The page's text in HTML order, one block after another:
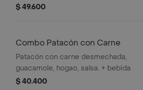
+ bebida
$ 49.600
Combo Patacón con Carne
Patacón con carne desmechada,
guacamole, hogao, salsa. + bebida
$ 40.400